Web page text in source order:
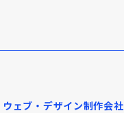
ウェブ・デザイン制作会社